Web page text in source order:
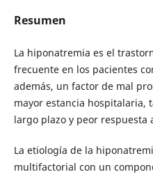
Resumen
La hiponatremia es el
frecuente en los pacientes
además, un factor de mal
mayor estancia hospitalaria,
largo plazo y peor
La etiología de la
multifactorial con un